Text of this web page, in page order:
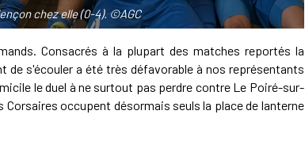
chez elle (0-4). ©AGC
Consacrés à la plupart des matches reportés la
s'écouler a été très défavorable à nos représentants
le duel à ne surtout pas perdre contre Le Poiré-sur-
Corsaires occupent désormais seuls la place de lanterne